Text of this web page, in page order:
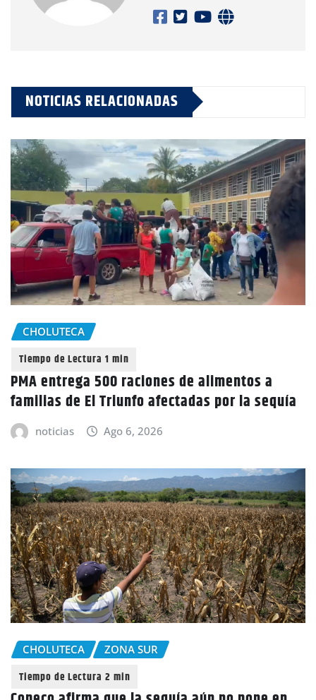
NOTICIAS RELACIONADAS
CHOLUTECA
PMA entrega 500 raciones de alimentos a
familias de El Triunfo afectadas por la sequía
noticias Ago 6, 2026
CHOLUTECA ZONA SUR